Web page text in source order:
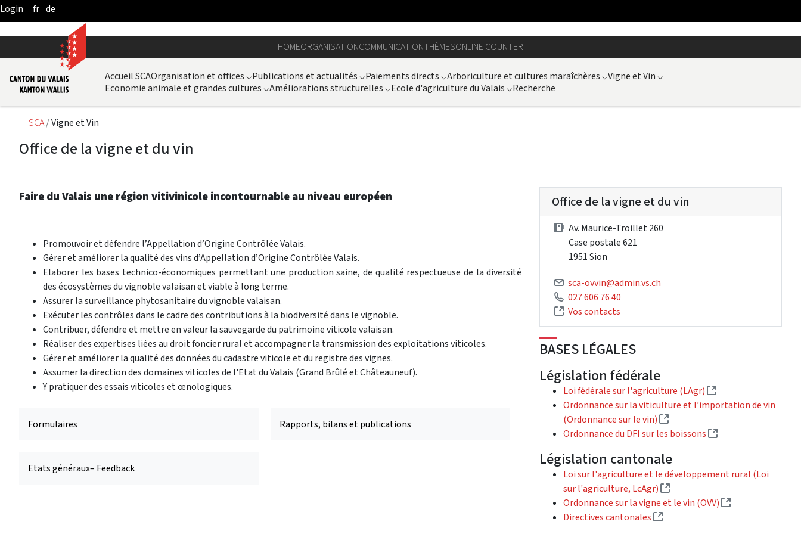
Skip to Main Content
fr de
HOMEORGANISATIONCOMMUNICATIONTHÈMESONLINE COUNTER
Accueil SCAOrganisation et offices ⌵Publications et actualités ⌵Paiements directs ⌵Arboriculture et cultures maraîchères ⌵Vigne et Vin ⌵
Economie animale et grandes cultures ⌵Améliorations structurelles ⌵Ecole d'agriculture du Valais ⌵Recherche
SCA Vigne et Vin
Office de la vigne et du vin
Faire du Valais une région vitivinicole incontournable au niveau européen
Promouvoir et défendre l’Appellation d’Origine Contrôlée Valais.
Gérer et améliorer la qualité des vins d’Appellation d’Origine Contrôlée Valais.
Elaborer les bases technico-économiques permettant une production saine, de qualité respectueuse de la diversité
des écosystèmes du vignoble valaisan et viable à long terme.
Assurer la surveillance phytosanitaire du vignoble valaisan.
Exécuter les contrôles dans le cadre des contributions à la biodiversité dans le vignoble.
Contribuer, défendre et mettre en valeur la sauvegarde du patrimoine viticole valaisan.
Réaliser des expertises liées au droit foncier rural et accompagner la transmission des exploitations viticoles.
Gérer et améliorer la qualité des données du cadastre viticole et du registre des vignes.
Assumer la direction des domaines viticoles de l'Etat du Valais (Grand Brûlé et Châteauneuf).
Y pratiquer des essais viticoles et œnologiques.
Formulaires Rapports, bilans et publications
Etats généraux– Feedback
Office de la vigne et du vin
Av. Maurice-Troillet 260
Case postale 621
1951 Sion
sca-ovvin@admin.vs.ch
027 606 76 40
Vos contacts
BASES LÉGALES
Législation fédérale
Loi fédérale sur l'agriculture (LAgr)
(External link)
Ordonnance sur la viticulture et l’importation de vin
(Ordonnance sur le vin)
(External link)
Ordonnance du DFI sur les boissons
(External link)
Législation cantonale
Loi sur l'agriculture et le développement rural (Loi
sur l'agriculture, LcAgr)
(External link)
Ordonnance sur la vigne et le vin (OVV)
(External link)
Directives cantonales
(External link)